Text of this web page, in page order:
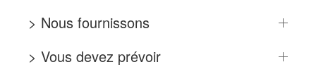
> Nous fournissons
> Vous devez prévoir